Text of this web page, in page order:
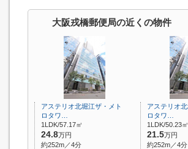
大阪戎橋郵便局の近くの物件
アステリオ北堀江ザ・メト
ロタワ…
1LDK/57.17㎡
24.8万円
約252m／4分
アステリオ
ロタワ…
1LDK/50.23㎡
21.5万円
約252m／4分